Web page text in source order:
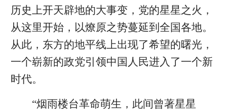
历史上开天辟地的大事变，党的星星之火，
从这里开始，以燎原之势蔓延到全国各地。
从此，东方的地平线上出现了希望的曙光，
一个崭新的政党引领中国人民进入了一个新
时代。
“烟雨楼台革命萌生，此间曾著星星